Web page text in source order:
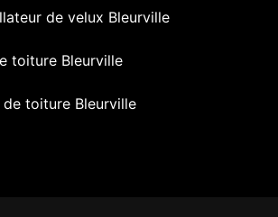
de velux Bleurville
toiture Bleurville
toiture Bleurville